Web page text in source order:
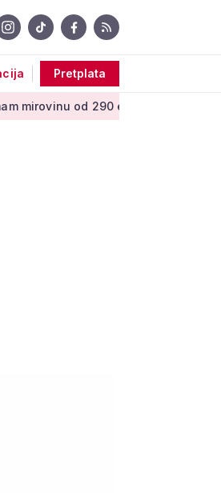
Pretplata
290 eura, a dobijem i socijalnu